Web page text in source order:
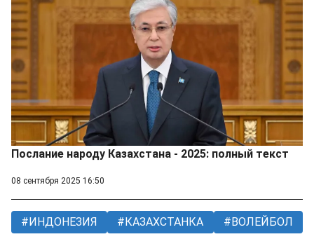
Послание народу Казахстана - 2025: полный текст
08 сентября 2025 16:50
ИНДОНЕЗИЯ КАЗАХСТАНКА ВОЛЕЙБОЛ